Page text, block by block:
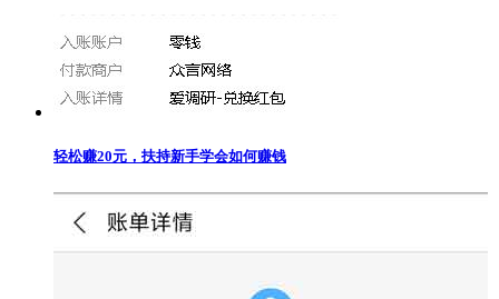
轻松赚20元，扶持新手学会如何赚钱